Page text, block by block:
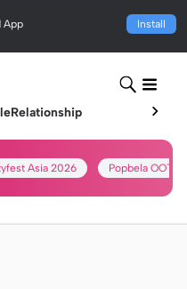
App Install
Relationship
Asia 2026 Popbela OOTD